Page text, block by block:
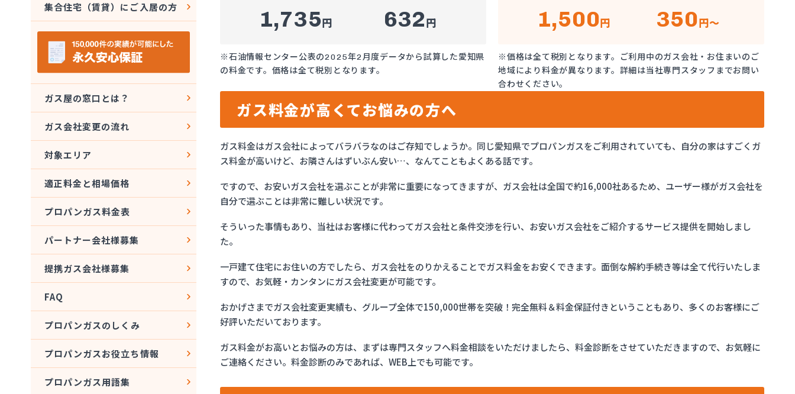
1,735円 632円
※石油情報センター公表の2025年2月度データから試算した愛知県
の料金です。価格は全て税別となります。
1,500円 350円～
※価格は全て税別となります。ご利用中のガス会社・お住まいのご
地域により料金が異なります。詳細は当社専門スタッフまでお問い
合わせください。
ガス料金が高くてお悩みの方へ
ガス料金はガス会社によってバラバラなのはご存知でしょうか。同じ愛知県でプロパンガスをご利用されていても、自分の家はすごくガ
ス料金が高いけど、お隣さんはずいぶん安い…、なんてこともよくある話です。
ですので、お安いガス会社を選ぶことが非常に重要になってきますが、ガス会社は全国で約16,000社あるため、ユーザー様がガス会社を
自分で選ぶことは非常に難しい状況です。
そういった事情もあり、当社はお客様に代わってガス会社と条件交渉を行い、お安いガス会社をご紹介するサービス提供を開始しまし
た。
一戸建て住宅にお住いの方でしたら、ガス会社をのりかえることでガス料金をお安くできます。面倒な解約手続き等は全て代行いたしま
すので、お気軽・カンタンにガス会社変更が可能です。
おかげさまでガス会社変更実績も、グループ全体で150,000世帯を突破！完全無料＆料金保証付きということもあり、多くのお客様にご
好評いただいております。
ガス料金がお高いとお悩みの方は、まずは専門スタッフへ料金相談をいただけましたら、料金診断をさせていただきますので、お気軽に
ご連絡ください。料金診断のみであれば、WEB上でも可能です。
集合住宅（賃貸）にご入居の方
ガス屋の窓口とは？
ガス会社変更の流れ
対象エリア
適正料金と相場価格
プロパンガス料金表
パートナー会社様募集
提携ガス会社様募集
FAQ
プロパンガスのしくみ
プロパンガスお役立ち情報
プロパンガス用語集